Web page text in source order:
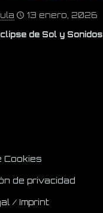
13 enero, 2026
de Sol y Sonidos
Cookies
de privacidad
/ Imprint